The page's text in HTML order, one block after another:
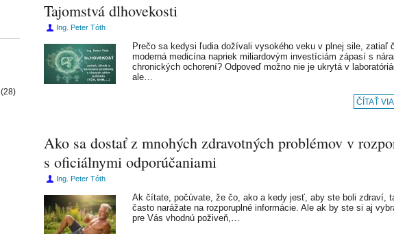
Tajomstvá dlhovekosti
Ing. Peter Tóth
Prečo sa kedysi ľudia dožívali vysokého veku v plnej sile, zatiaľ
moderná medicína napriek miliardovým investíciám zápasí s
chronických ochorení? Odpoveď možno nie je ukrytá v
ale…
ČÍTAŤ
Ako sa dostať z mnohých zdravotných problémov v
s oficiálnymi odporúčaniami
Ing. Peter Tóth
Ak čítate, počúvate, že čo, ako a kedy jesť, aby ste boli zdraví,
často narážate na rozporuplné informácie. Ale ak by ste si aj
pre Vás vhodnú poživeň,…
(28)